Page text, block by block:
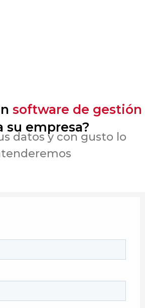
software de gestión
su empresa?
datos y con gusto lo